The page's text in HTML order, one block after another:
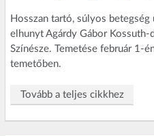
Hosszan tartó, súlyos
elhunyt Agárdy Gábor Kossuth-
Színésze. Temetése február 1-
temetőben.
Tovább a teljes cikkhez